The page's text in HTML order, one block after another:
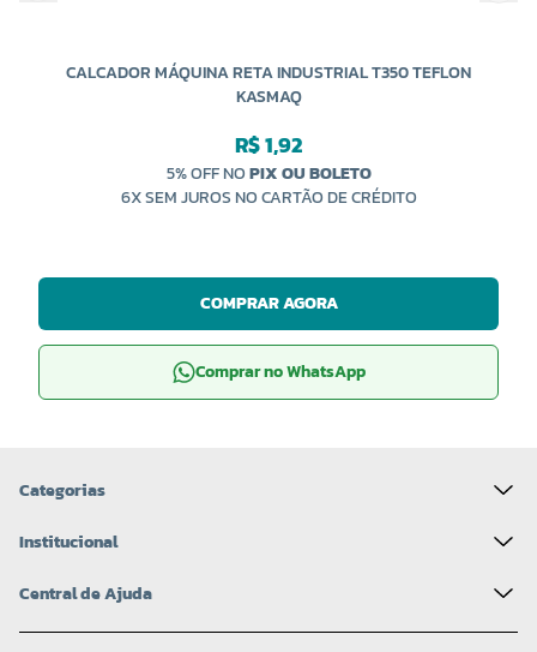
CALCADOR MÁQUINA RETA INDUSTRIAL T350 TEFLON
KASMAQ
R$ 1,92
5% OFF NOPIX OU BOLETO
6X SEM JUROS NO CARTÃO DE CRÉDITO
COMPRAR AGORA
Comprar no WhatsApp
Categorias
Institucional
Central de Ajuda